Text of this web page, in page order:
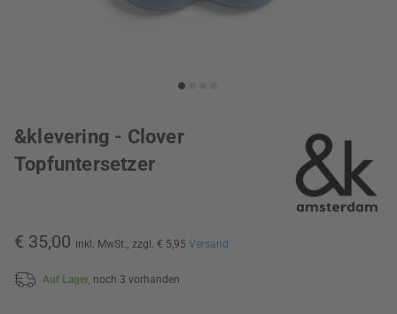
&klevering - Clover
Topfuntersetzer
€ 35,00 inkl. MwSt., zzgl. € 5,95 Versand
Auf Lager, noch 3 vorhanden